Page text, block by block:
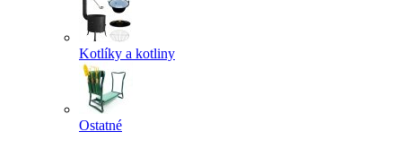
Kotlíky a kotliny
Ostatné